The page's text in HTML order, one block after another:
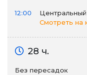
12:00
Центральный
Смотреть на
28 ч.
Без пересадок